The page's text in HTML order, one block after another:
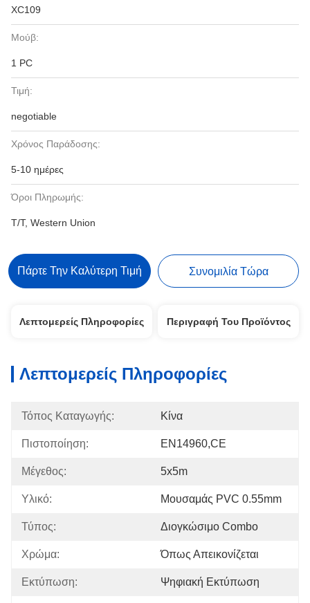
XC109
Μούβ:
1 PC
Τιμή:
negotiable
Χρόνος Παράδοσης:
5-10 ημέρες
Όροι Πληρωμής:
T/T, Western Union
Πάρτε Την Καλύτερη Τιμή Συνομιλία Τώρα
Λεπτομερείς Πληροφορίες Περιγραφή Του Προϊόντος
Λεπτομερείς Πληροφορίες
Τόπος Καταγωγής: Κίνα
Πιστοποίηση: EN14960,CE
Μέγεθος: 5x5m
Υλικό: Μουσαμάς PVC 0.55mm
Τύπος: Διογκώσιμο Combo
Χρώμα: Όπως Απεικονίζεται
Εκτύπωση: Ψηφιακή Εκτύπωση